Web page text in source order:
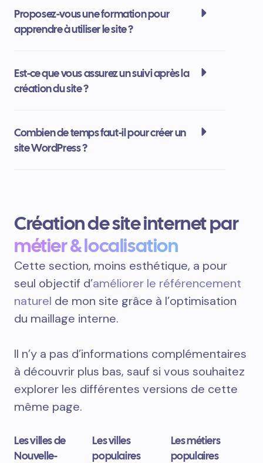
Proposez-vous une formation pour
apprendre à utiliser le site ?
Est-ce que vous assurez un suivi après la
création du site ?
Combien de temps faut-il pour créer un
site WordPress ?
Création de site internet par
métier & localisation
Cette section, moins esthétique, a pour
seul objectif d’améliorer le référencement
naturel de mon site grâce à l’optimisation
du maillage interne.
Il n’y a pas d’informations complémentaires
à découvrir plus bas, sauf si vous souhaitez
explorer les différentes versions de cette
même page.
Les villes de
Nouvelle-
Les villes
populaires
Les métiers
populaires